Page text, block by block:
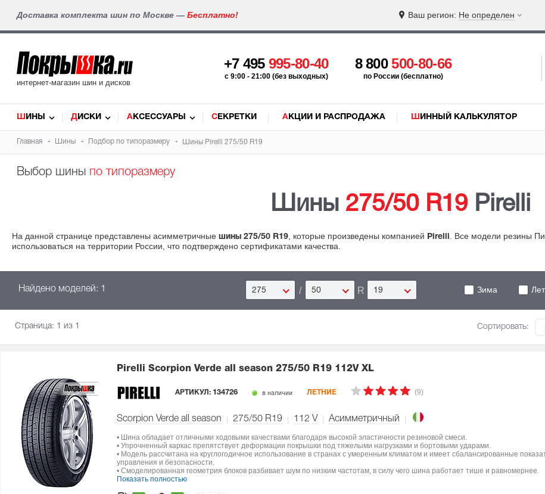
Доставка комплекта шин по Москве — Бесплатно! Ваш регион: Не определен
интернет-магазин шин и дисков
+7 495 995-80-40
c 9:00 - 21:00 (без выходных)
8 800500-80-66
по России (бесплатно)
ШИНЫ ДИСКИ АКСЕССУАРЫ СЕКРЕТКИ АКЦИИ И РАСПРОДАЖА ШИННЫЙ КАЛЬКУЛЯТОР
Главная Шины Подбор по типоразмеру Шины Pirelli 275/50 R19
Выбор шины по типоразмеру
Шины 275/50 R19Pirelli
На данной странице представлены асимметричные шины 275/50 R19 , которые произведены компанией Pirelli
. Все модели резины
использоваться на территории России, что подтверждено сертификатами качества.
Найдено моделей: 1 275 / 50 R 19 Зима
Страница: 1 из 1 Сортировать:
Pirelli Scorpion Verde all season 275/50 R19 112V XL
АРТИКУЛ: 134726 в наличии ЛЕТНИЕ (9)
Scorpion Verde all season 275/50 R19 112 V Асимметричный
• Шина обладает отличными ходовыми качествами благодаря высокой эластичности резиновой смеси.
• Упрочненный каркас препятствует деформации покрышки под тяжелыми нагрузками и бортовыми ударами.
• Модель рассчитана на круглогодичное использование в странах с умеренным климатом и имеет сбалансированные
управления и безопасности.
• Смоделированная геометрия блоков разбивает шум по низким частотам, в силу чего шина работает тише и равномернее.
Показать полностью